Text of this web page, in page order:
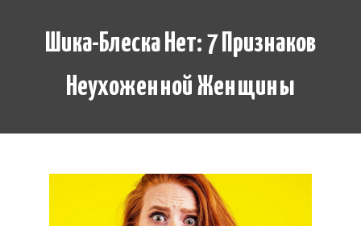
Шика-Блеска Нет: 7 Признаков
Неухоженной Женщины